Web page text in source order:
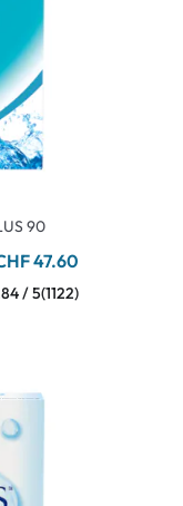
90
47.60
/ 5(1122)